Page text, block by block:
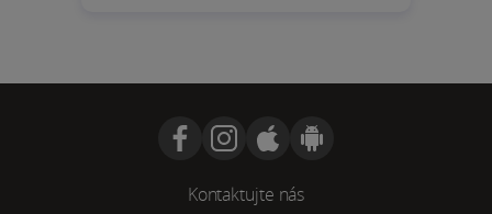
Kontaktujte nás